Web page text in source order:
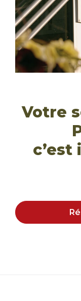
Votre
c’est